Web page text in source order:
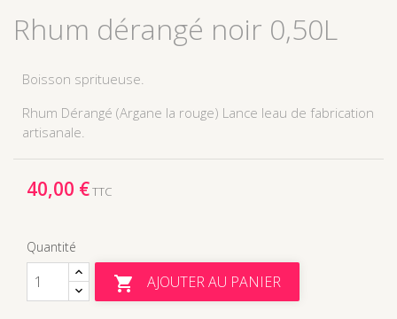
Rhum dérangé noir 0,50L
Boisson spritueuse.
Rhum Dérangé (Argane la rouge) Lance leau de fabrication
artisanale.
40,00 €TTC
Quantité
 AJOUTER AU PANIER